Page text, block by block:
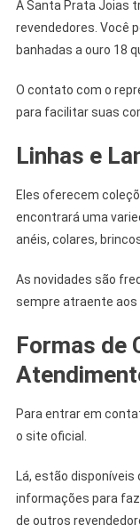
A Santa Prata Joias
revendedores. Você
banhadas a ouro 18
O contato com o
para facilitar suas
Linhas e
Eles oferecem
encontrará uma
anéis, colares,
As novidades são
sempre atraente aos
Formas de
Para entrar em
o site oficial.
Lá, estão
informações para
de outros